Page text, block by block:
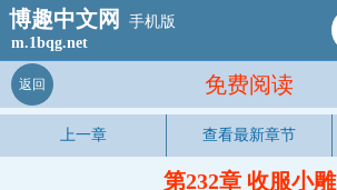
博趣中文网
手机版
m.1bqg.net
免费阅读
返回
上一章 查看最新章节
第232章 收服小雕